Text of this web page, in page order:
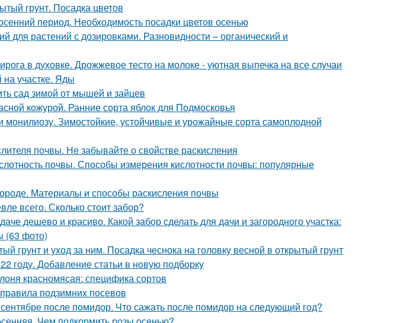
грунт. Посадка цветов
период. Необходимость посадки цветов осенью
для растений с дозировками. Разновидности – органический и
в духовке. Дрожжевое тесто на молоке - уютная выпечка на все случаи
на участке. Яды
сад зимой от мышей и зайцев
кожурой. Ранние сорта яблок для Подмосковья
монилиозу. Зимостойкие, устойчивые и урожайные сорта самоплодной
почвы. Не забывайте о свойстве раскисления
почвы. Способы измерения кислотности почвы: популярные
Материалы и способы раскисления почвы
всего. Сколько стоит забор?
дешево и красиво. Какой забор сделать для дачи и загородного участка:
(63 фото)
грунт и уход за ним. Посадка чеснока на головку весной в открытый грунт
году. Добавление статьи в новую подборку
красномясая: специфика сортов
подзимних посевов
после помидор. Что сажать после помидор на следующий год?